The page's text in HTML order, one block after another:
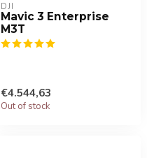
DJI
Mavic 3 Enterprise
M3T
€4.544,63
Out of stock